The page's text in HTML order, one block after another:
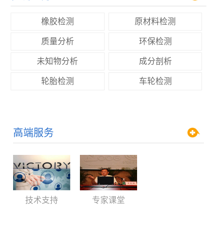
橡胶检测 原材料检测
质量分析 环保检测
未知物分析 成分剖析
轮胎检测 车轮检测
高端服务
技术支持 专家课堂